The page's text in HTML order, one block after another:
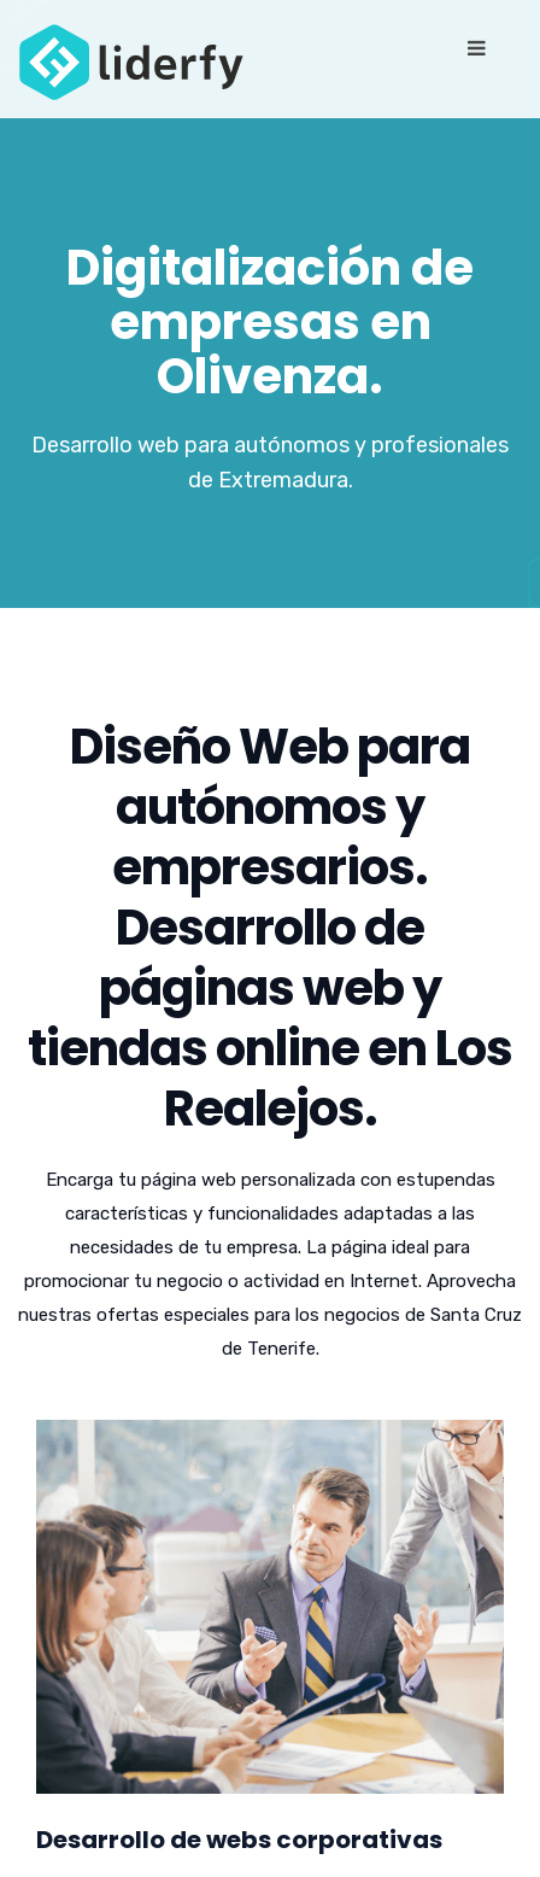
Digitalización de
empresas en
Olivenza.
Desarrollo web para autónomos y profesionales
de Extremadura.
Diseño Web para
autónomos y
empresarios.
Desarrollo de
páginas web y
tiendas online en Los
Realejos.
Encarga tu página web personalizada con estupendas
características y funcionalidades adaptadas a las
necesidades de tu empresa. La página ideal para
promocionar tu negocio o actividad en Internet. Aprovecha
nuestras ofertas especiales para los negocios de Santa Cruz
de Tenerife.
Desarrollo de webs corporativas